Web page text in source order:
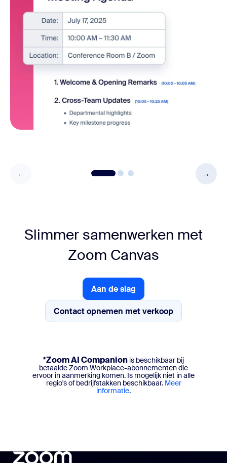
Slimmer samenwerken met
Zoom Canvas
Aan de slag
Aan de slag
Contact opnemen met verkoop
Contact opnemen met verkoop
*Zoom AI Companion is beschikbaar bij
betaalde Zoom Workplace-abonnementen die
ervoor in aanmerking komen. Is mogelijk niet in alle
regio's of bedrijfstakken beschikbaar. Meer
informatie.